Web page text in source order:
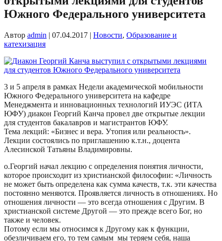
Южного Федерального университета
Автор admin | 07.04.2017 | Новости, Образование и
катехизация
3 и 5 апреля в рамках Недели академической мобильности
Южного Федерального университета на кафедре
Менеджмента и инновационных технологий ИУЭС (ИТА
ЮФУ) диакон Георгий Канча провел две открытые лекции
для студентов бакалавров и магистрантов ЮФУ.
Тема лекций: «Бизнес и вера. Утопия или реальность».
Лекции состоялись по приглашению к.т.н., доцента
Алесинской Татьяны Владимировны.
о.Георгий начал лекцию с определения понятия личности,
которое происходит из христианской философии: «Личность
не может быть определена как сумма качеств, т.к. эти качества
постоянно меняются. Проявляется личность в отношениях. Но
отношения личности — это всегда отношения с Другим. В
христианской системе Другой — это прежде всего Бог, но
также и человек.
Потому если мы относимся к Другому как к функции,
обезличиваем его, то тем самым мы теряем себя, наша